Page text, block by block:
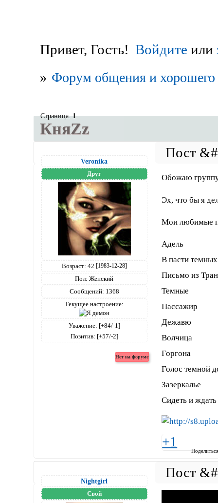
Привет, Гость! Войдите или
» Форум общения и хорошего
КняZz
Страница:1
Veronika
Друг
Возраст: 42 [1983-12-28]
Пол: Женский
Сообщений: 1368
Текущее настроение:
Уважение: [+84/-1]
Позитив: [+57/-2]
Обожаю
Эх, что бы я
Мои любимые
Адель
В пасти
Письмо из
Темные
Пассажир
Дежавю
Волчица
Горгона
Голос темной
Зазеркалье
Сидеть и ждать
+1
Nightgirl
Свой